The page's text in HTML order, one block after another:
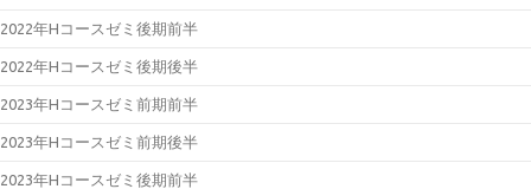
2022年Hコースゼミ後期前半
2022年Hコースゼミ後期後半
2023年Hコースゼミ前期前半
2023年Hコースゼミ前期後半
2023年Hコースゼミ後期前半